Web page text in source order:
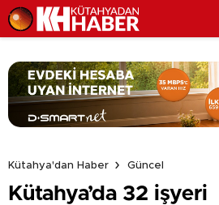
Kütahya'dan Haber
Güncel
Kütahya’da 32 işyeri